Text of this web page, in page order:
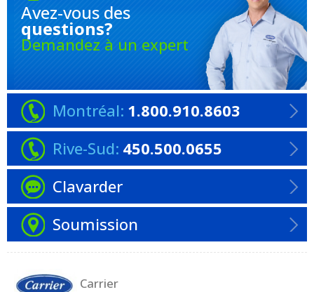
Avez-vous des
questions?
Demandez à un expert
Montréal: 1.800.910.8603
Rive-Sud: 450.500.0655
Clavarder
Soumission
Carrier